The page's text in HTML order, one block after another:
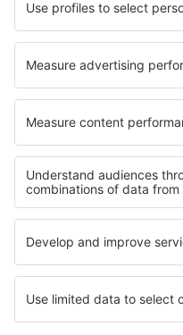
Despre eSky
Cariere
Termeni şi condiţii
Rezervările mele
Politica de Confidențialitate
Politică cookie
Asistenţă şi contact